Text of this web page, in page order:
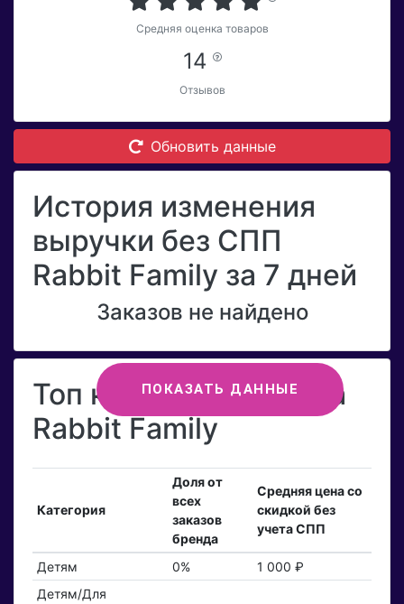
Средняя оценка товаров
14
Отзывов
Обновить данные
История изменения
выручки без СПП
Rabbit Family за 7 дней
ПОКАЗАТЬ ДАННЫЕ
Заказов не найдено
Топ категорий бренда
Rabbit Family
Категория
Доля от
всех
заказов
бренда
Средняя цена со
скидкой без
учета СПП
Детям 0%
1 000 ₽
Детям/Для